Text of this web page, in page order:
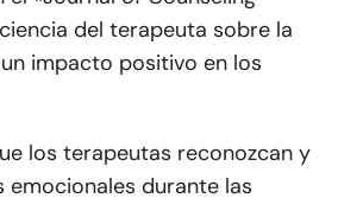
del terapeuta sobre la
impacto positivo en los
los terapeutas reconozcan y
durante las